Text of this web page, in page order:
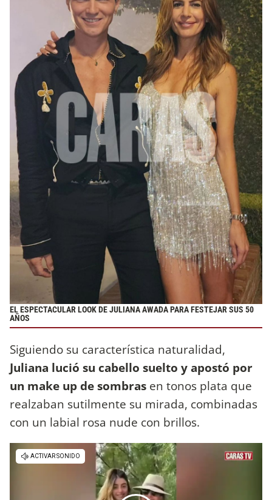
EL ESPECTACULAR LOOK DE JULIANA AWADA PARA FESTEJAR SUS 50
AÑOS
Siguiendo su característica naturalidad,
Juliana lució su cabello suelto y apostó por
un make up de sombras en tonos plata que
realzaban sutilmente su mirada, combinadas
con un labial rosa nude con brillos.